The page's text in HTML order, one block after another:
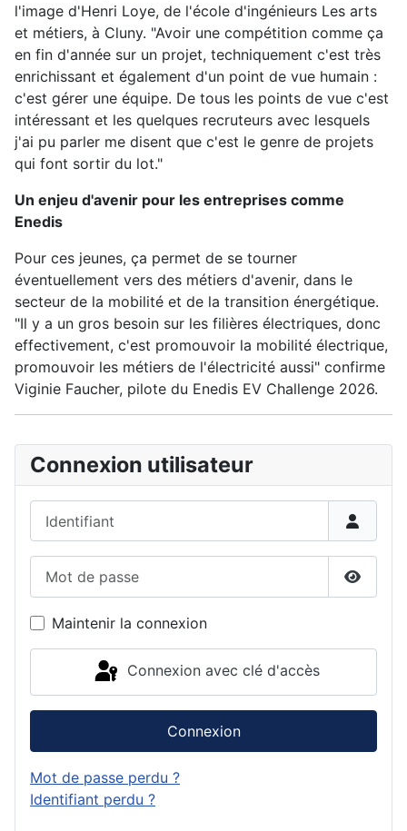
Connexion utilisateur
Maintenir la connexion
Connexion avec clé d'accès
Connexion
Mot de passe perdu ?
Identifiant perdu ?
l'image d'Henri Loye, de l'école d'ingénieurs Les arts
et métiers, à Cluny. "Avoir une compétition comme ça
en fin d'année sur un projet, techniquement c'est très
enrichissant et également d'un point de vue humain :
c'est gérer une équipe. De tous les points de vue c'est
intéressant et les quelques recruteurs avec lesquels
j'ai pu parler me disent que c'est le genre de projets
qui font sortir du lot."
Un enjeu d'avenir pour les entreprises comme
Enedis
Pour ces jeunes, ça permet de se tourner
éventuellement vers des métiers d'avenir, dans le
secteur de la mobilité et de la transition énergétique.
"Il y a un gros besoin sur les filières électriques, donc
effectivement, c'est promouvoir la mobilité électrique,
promouvoir les métiers de l'électricité aussi" confirme
Viginie Faucher, pilote du Enedis EV Challenge 2026.